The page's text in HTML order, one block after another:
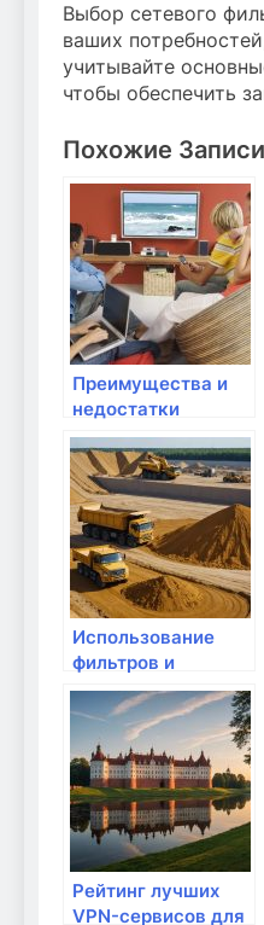
Выбор сетевого
ваших
учитывайте
чтобы обеспечить
Похожие
Преимущества и
недостатки
сетевых фильтров
Использование
фильтров и
удлинителей для
подключения
оборудования
Рейтинг лучших
VPN-сервисов для